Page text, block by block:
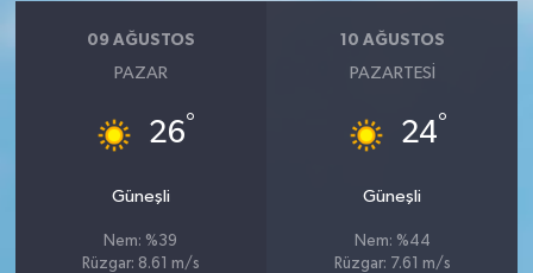
09 AĞUSTOS
PAZAR
26°
Güneşli
Nem: %39
Rüzgar: 8.61 m/s
10 AĞUSTOS
PAZARTESI
24°
Güneşli
Nem: %44
Rüzgar: 7.61 m/s